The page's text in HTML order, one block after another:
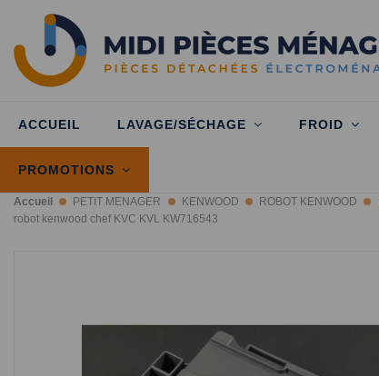
ACCUEIL LAVAGE/SÉCHAGE FROID
PROMOTIONS
Accueil PETIT MENAGER KENWOOD ROBOT KENWOOD
robot kenwood chef KVC KVL KW716543